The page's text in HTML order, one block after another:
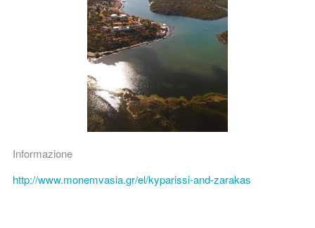
Informazione
http://www.monemvasia.gr/el/kyparissi-and-zarakas